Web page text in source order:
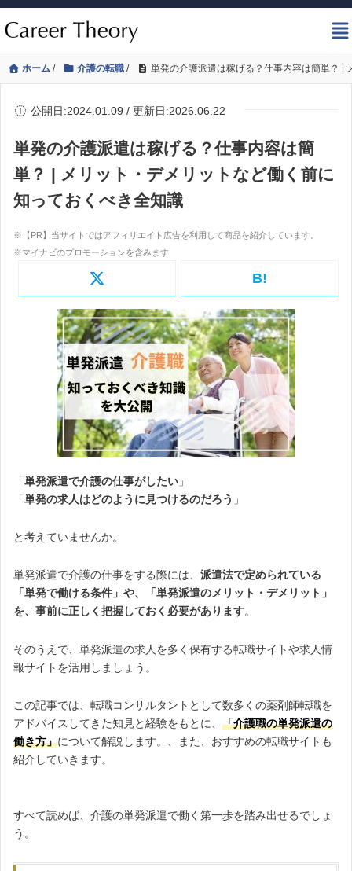
ホーム / 介護の転職 / 単発の介護派遣は稼げる？仕事内容は簡単？ |
公開日:2024.01.09 / 更新日:2026.06.22
単発の介護派遣は稼げる？仕事内容は簡
単？ | メリット・デメリットなど働く前に
知っておくべき全知識
B!
「単発派遣で介護の仕事がしたい 」
「単発の求人はどのように見つけるのだろう 」
と考えていませんか。
単発派遣で介護の仕事をする際には、 派遣法で定められている
「単発で働ける条件」や、「単発派遣のメリット・デメリット」
を、事前に正しく把握しておく必要があります。
そのうえで、単発派遣の求人を多く保有する転職サイトや求人情
報サイトを活用しましょう。
この記事では、転職コンサルタントとして数多くの薬剤師転職を
アドバイスしてきた知見と経験をもとに、 「介護職の単発派遣の
働き方」について解説します。、また、おすすめの転職サイトも
紹介していきます。
すべて読めば、介護の単発派遣で働く第一歩を踏み出せるでしょ
う。